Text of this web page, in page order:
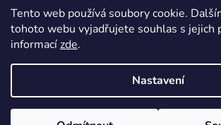
Tento web používá soubory cookie.
tohoto webu vyjadřujete souhlas s jejich
informacízde.
Nastavení
á
d
c
í
p
r
MTWorkout Fitness
Centrum environmentální
Vytvořil Shoptet
Copyright 2026sportjezek.cz. Všechna